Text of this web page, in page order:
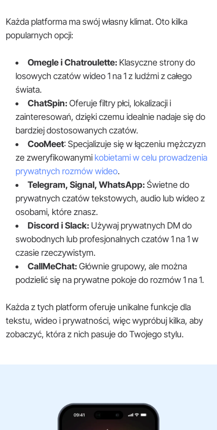
Każda platforma ma swój własny klimat. Oto kilka
popularnych opcji:
Omegle i Chatroulette: Klasyczne strony do
losowych czatów wideo 1 na 1 z ludźmi z całego
świata.
ChatSpin:Oferuje filtry płci, lokalizacji i
zainteresowań, dzięki czemu idealnie nadaje się do
bardziej dostosowanych czatów.
CooMeet: Specjalizuje się w łączeniu mężczyzn
ze zweryfikowanymi kobietami w celu prowadzenia
prywatnych rozmów wideo.
Telegram, Signal, WhatsApp:Świetne do
prywatnych czatów tekstowych, audio lub wideo z
osobami, które znasz.
Discord i Slack: Używaj prywatnych DM do
swobodnych lub profesjonalnych czatów 1 na 1 w
czasie rzeczywistym.
CallMeChat:Głównie grupowy, ale można
podzielić się na prywatne pokoje do rozmów 1 na 1.
Każda z tych platform oferuje unikalne funkcje dla
tekstu, wideo i prywatności, więc wypróbuj kilka, aby
zobaczyć, która z nich pasuje do Twojego stylu.